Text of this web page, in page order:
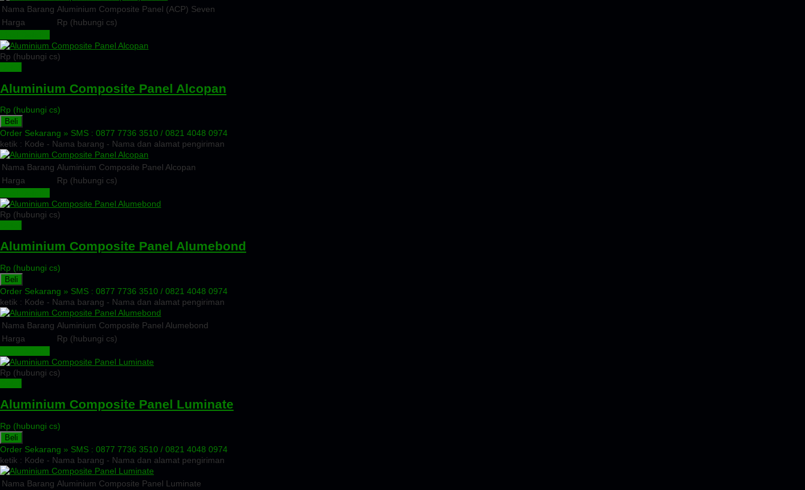
Nama Barang Aluminium Composite Panel (ACP) Seven
Harga
Rp (hubungi cs)
Rp (hubungi cs)
Aluminium Composite Panel Alcopan
Rp (hubungi cs)
Beli
Order Sekarang » SMS : 0877 7736 3510 / 0821 4048 0974
ketik : Kode - Nama barang - Nama dan alamat pengiriman
Nama Barang Aluminium Composite Panel Alcopan
Harga
Rp (hubungi cs)
Rp (hubungi cs)
Aluminium Composite Panel Alumebond
Rp (hubungi cs)
Beli
Order Sekarang » SMS : 0877 7736 3510 / 0821 4048 0974
ketik : Kode - Nama barang - Nama dan alamat pengiriman
Nama Barang Aluminium Composite Panel Alumebond
Harga
Rp (hubungi cs)
Rp (hubungi cs)
Aluminium Composite Panel Luminate
Rp (hubungi cs)
Beli
Order Sekarang » SMS : 0877 7736 3510 / 0821 4048 0974
ketik : Kode - Nama barang - Nama dan alamat pengiriman
Nama Barang Aluminium Composite Panel Luminate